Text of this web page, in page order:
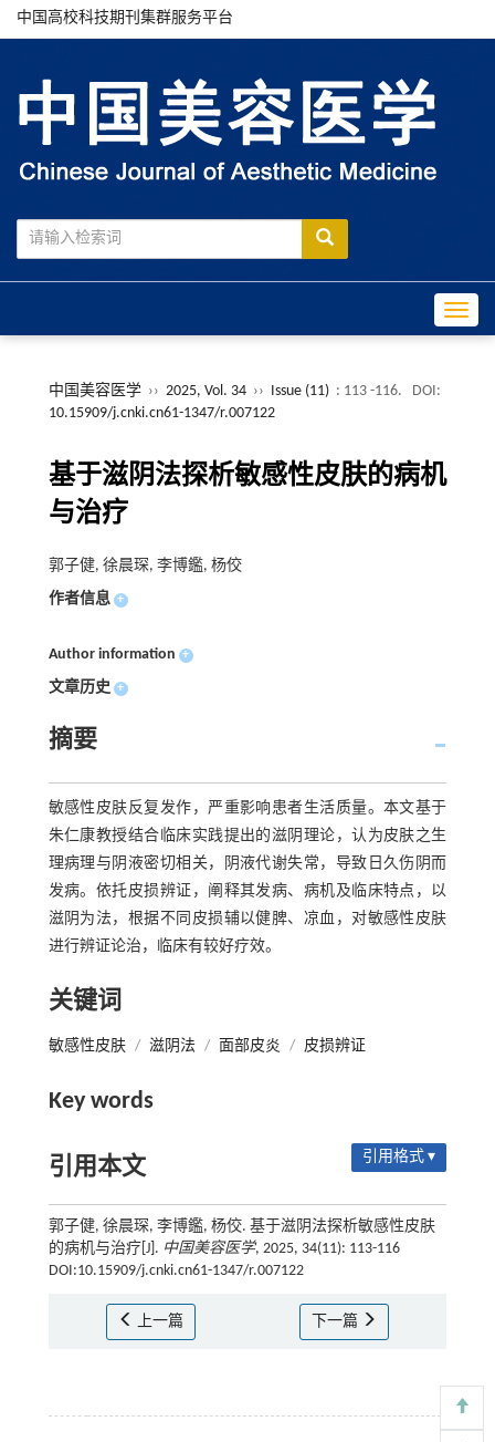
中国高校科技期刊集群服务平台
中国美容医学 ›› 2025, Vol. 34 ›› Issue (11) : 113 -116.
DOI:
10.15909/j.cnki.cn61-1347/r.007122
基于滋阴法探析敏感性皮肤的病机
与治疗
郭子健, 徐晨琛, 李博鑑, 杨佼
作者信息 +
Author information +
文章历史 +
摘要
敏感性皮肤反复发作，严重影响患者生活质量。本文基于
朱仁康教授结合临床实践提出的滋阴理论，认为皮肤之生
理病理与阴液密切相关，阴液代谢失常，导致日久伤阴而
发病。依托皮损辨证，阐释其发病、病机及临床特点，以
滋阴为法，根据不同皮损辅以健脾、凉血，对敏感性皮肤
进行辨证论治，临床有较好疗效。
关键词
敏感性皮肤 / 滋阴法 / 面部皮炎 / 皮损辨证
Key words
引用本文 引用格式 ▾
郭子健, 徐晨琛, 李博鑑, 杨佼. 基于滋阴法探析敏感性皮肤
的病机与治疗[J]. 中国美容医学, 2025, 34(11): 113-116
DOI:10.15909/j.cnki.cn61-1347/r.007122
上一篇 下一篇